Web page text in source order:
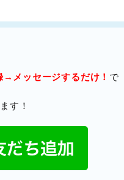
メッセージするだけ！ で
す！